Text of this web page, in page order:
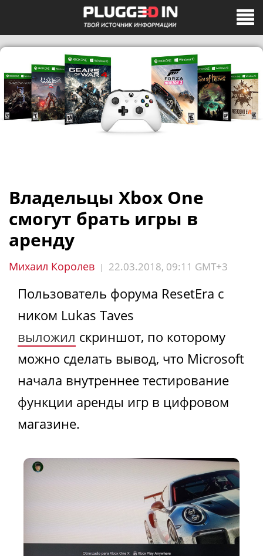
Владельцы Xbox One
смогут брать игры в
аренду
Михаил Королев | 22.03.2018, 09:11 GMT+3
Пользователь форума ResetEra с
ником Lukas Taves
выложил скриншот, по которому
можно сделать вывод, что Microsoft
начала внутреннее тестирование
функции аренды игр в цифровом
магазине.